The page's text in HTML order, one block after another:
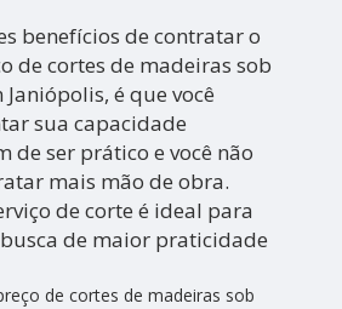
benefícios de contratar o
de cortes de madeiras sob
é que você
sua capacidade
de ser prático e você não
mais mão de obra.
de corte é ideal para
de maior praticidade
de cortes de madeiras sob